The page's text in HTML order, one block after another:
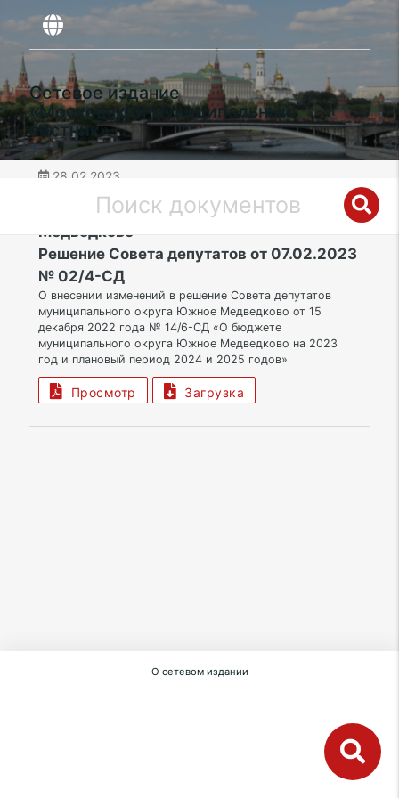
Сетевое издание
«Московский муниципальный
вестник»
28.02.2023
СВАО | Муниципальный округ Южное
Медведково
Решение Совета депутатов от 07.02.2023
№ 02/4-СД
О внесении изменений в решение Совета депутатов
муниципального округа Южное Медведково от 15
декабря 2022 года № 14/6-СД «О бюджете
муниципального округа Южное Медведково на 2023
год и плановый период 2024 и 2025 годов»
Просмотр Загрузка
О сетевом издании